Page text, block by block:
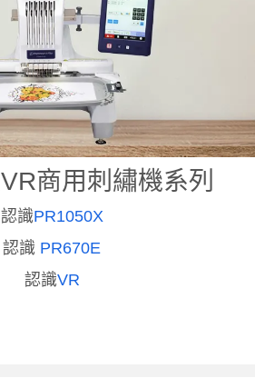
商用刺繡機系列
認識PR1050X
認識 PR670E
認識VR